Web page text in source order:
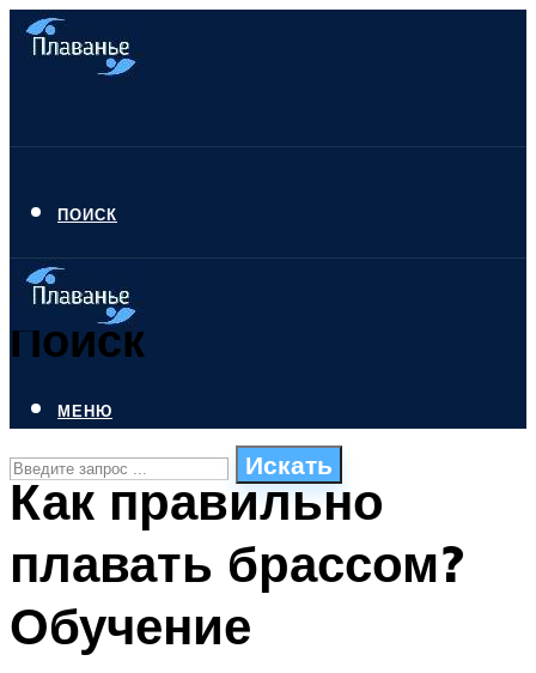
ПОИСК
Поиск
Искать
СТИЛИ ПЛАВАНЬЯ
ПЛАВАНЬЕ ДЛЯ ДЕТЕЙ
БАССЕЙН ДЛЯ ДОМА
МЕНЮ
Как правильно
плавать брассом?
Обучение